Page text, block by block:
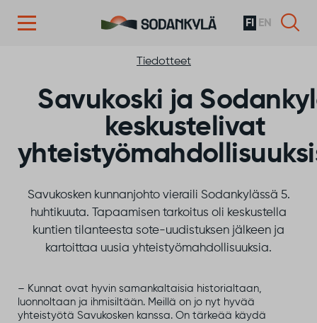
FI EN
Tiedotteet
Savukoski ja
keskustelivat
Savukosken kunnanjohto vieraili Sodankylässä 5.
huhtikuuta. Tapaamisen tarkoitus oli keskustella
kuntien tilanteesta sote-uudistuksen jälkeen ja
kartoittaa uusia yhteistyömahdollisuuksia.
– Kunnat ovat hyvin samankaltaisia historialtaan,
luonnoltaan ja ihmisiltään. Meillä on jo nyt hyvää
yhteistyötä Savukosken kanssa. On tärkeää käydä